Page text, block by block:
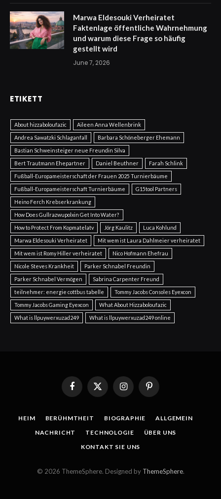
Marwa Eldesouki Verheiratet
Faktenlage öffentliche Wahrnehmung
und warum diese Frage so häufig
gestellt wird
June 7, 2026
ETIKETT
About hizzaboloufazic
Aileen Anna Wellenbrink
Andrea Sawatzki Schlaganfall
Barbara Schöneberger Ehemann
Bastian Schweinsteiger neue Freundin Silva
Bert Trautmann Ehepartner
Daniel Beuthner
Farah Schlink
Fußball-Europameisterschaft der Frauen 2025 Turnierbäume
Fußball-Europameisterschaft Turnierbäume
G15tool Partners
Heino Ferch Krebserkrankung
How Does Gullrazwupolxin Get Into Water?
How to Protect From Kopmatelatv
Jörg Kaulitz
Luca Kohlund
Marwa Eldesouki Verheiratet
Mit wem ist Laura Dahlmeier verheiratet
Mit wem ist Romy Hiller verheiratet
Nico Hofmann Ehefrau
Nicole Steves Krankheit
Parker Schnabel Freundin
Parker Schnabel Vermögen
Sabrina Carpenter Freund
teilnehmer: energie cottbus tabelle
Tommy Jacobs Consoles Eyexcon
Tommy Jacobs Gaming Eyexcon
What About Hizzaboloufazic
What is llpuywerxuzad249
What is llpuywerxuzad249 online
FacebookX
InstagramPinterest
HEIM BERÜHMTHEIT BIOGRAPHIE
ALLGEMEIN
NACHRICHT
TECHNOLOGIE
ÜBER UNS
KONTAKT SIE UNS
© 2026 ThemeSphere. Designed by ThemeSphere.